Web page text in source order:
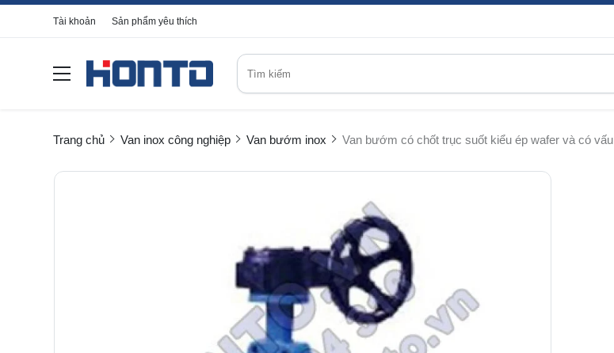
Tài khoản Sản phẩm yêu thích
Trang chủ Van inox công nghiệp Van bướm inox Van bướm có chốt trục suốt kiểu ép wafer và có vấu